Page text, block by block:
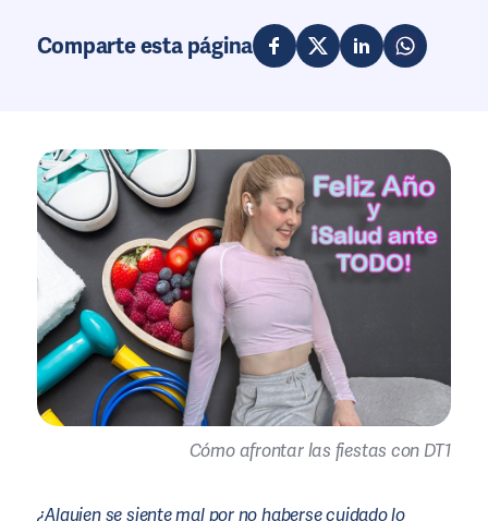
Comparte esta página
Cómo afrontar las fiestas con DT1
¿Alguien se siente mal por no haberse cuidado lo